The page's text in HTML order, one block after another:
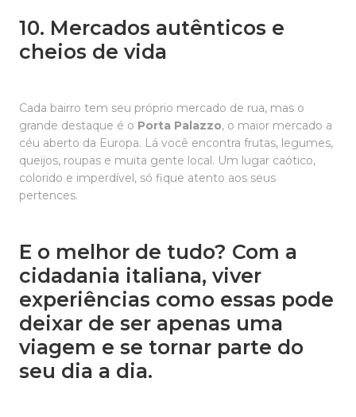
10. Mercados autênticos e
cheios de vida
Cada bairro tem seu próprio mercado de rua, mas o
grande destaque é o Porta Palazzo, o maior mercado a
céu aberto da Europa. Lá você encontra frutas, legumes,
queijos, roupas e muita gente local. Um lugar caótico,
colorido e imperdível, só fique atento aos seus
pertences.
E o melhor de tudo? Com a
cidadania italiana, viver
experiências como essas pode
deixar de ser apenas uma
viagem e se tornar parte do
seu dia a dia.